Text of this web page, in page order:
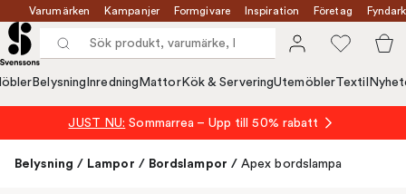
Varumärken Kampanjer Formgivare Inspiration Företag
Belysning Inredning MattorKök & ServeringUtemöblerTextil
JUST NU: Sommarrea – Upp till 50% rabatt
Belysning / Lampor / Bordslampor / Apex bordslampa